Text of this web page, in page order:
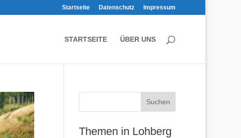
Startseite Datenschutz Impressum
STARTSEITE ÜBER UNS
Themen in Lohberg